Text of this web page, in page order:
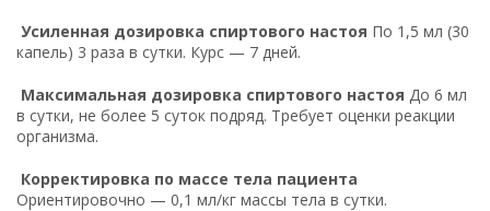
Усиленная дозировка спиртового настоя По 1,5 мл (30
капель) 3 раза в сутки. Курс — 7 дней.
Максимальная дозировка спиртового настоя До 6 мл
в сутки, не более 5 суток подряд. Требует оценки реакции
организма.
Корректировка по массе тела пациента
Ориентировочно — 0,1 мл/кг массы тела в сутки.